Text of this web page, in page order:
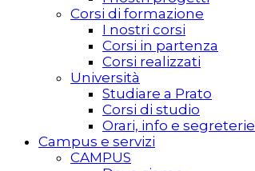
Corsi di formazione
I nostri corsi
Corsi in partenza
Corsi realizzati
Università
Studiare a Prato
Corsi di studio
Orari, info e segreterie
Campus e servizi
CAMPUS